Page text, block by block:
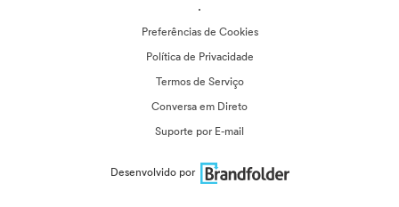
·
Preferências de Cookies
Política de Privacidade
Termos de Serviço
Conversa em Direto
Suporte por E-mail
Desenvolvido por